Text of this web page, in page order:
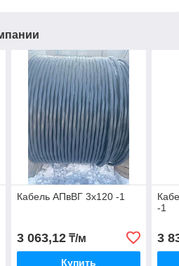
Кабель АПвВГ 3х120 -1
3 063,12₸/м
Купить
-1
3